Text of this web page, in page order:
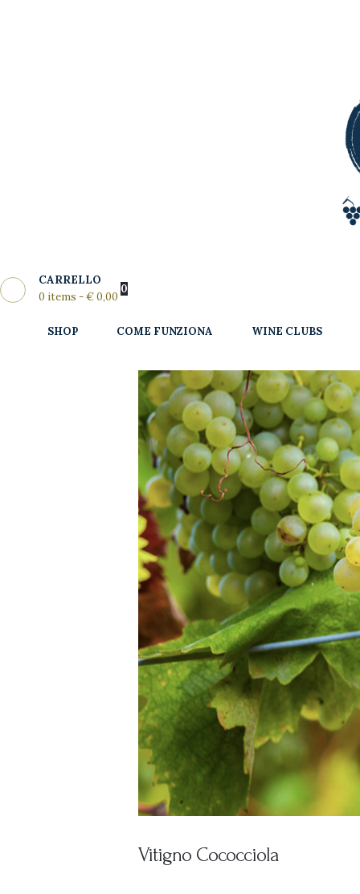
CARRELLO
0 items -€ 0,00
0
SHOP COME FUNZIONA WINE CLUBS
Mese
Partners
Vitigno Cococciola